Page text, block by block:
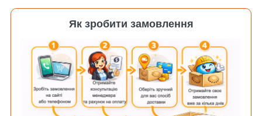
Як зробити замовлення